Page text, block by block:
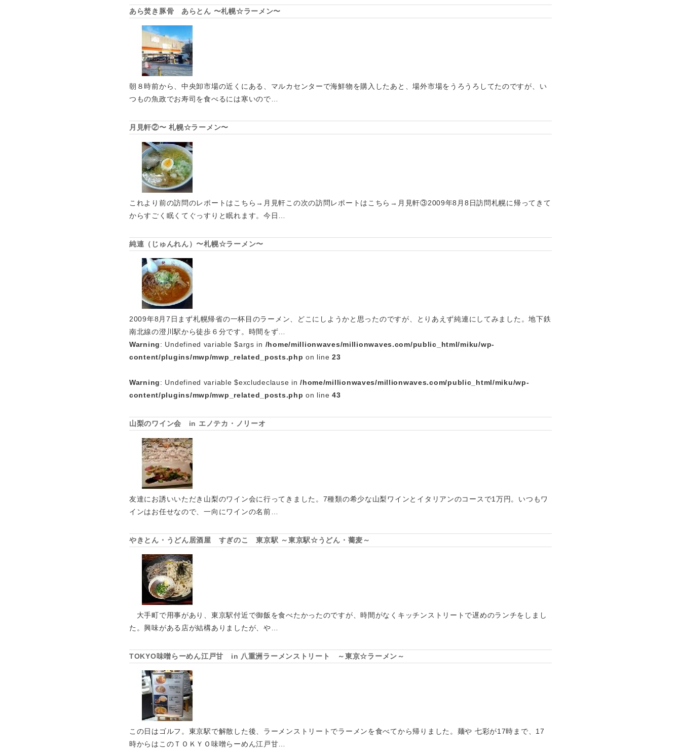
あら焚き豚骨 あらとん 〜札幌☆ラーメン〜
朝８時前から、中央卸市場の近くにある、マルカセンターで海鮮物を購入したあと、場外市場をうろうろしてたのですが、い
つもの魚政でお寿司を食べるには寒いので…
月見軒②〜 札幌☆ラーメン〜
これより前の訪問のレポートはこちら→月見軒この次の訪問レポートはこちら→月見軒③2009年8月8日訪問札幌に帰ってきて
からすごく眠くてぐっすりと眠れます。今日…
純連（じゅんれん）〜札幌☆ラーメン〜
2009年8月7日まず札幌帰省の一杯目のラーメン、どこにしようかと思ったのですが、とりあえず純連にしてみました。地下鉄
南北線の澄川駅から徒歩６分です。時間をず…
Warning: Undefined variable $args in /home/millionwaves/millionwaves.com/public_html/miku/wp-
content/plugins/mwp/mwp_related_posts.php on line23
Warning: Undefined variable $excludeclause in/home/millionwaves/millionwaves.com/public_html/miku/wp-
content/plugins/mwp/mwp_related_posts.php on line43
山梨のワイン会 in エノテカ・ノリーオ
友達にお誘いいただき山梨のワイン会に行ってきました。7種類の希少な山梨ワインとイタリアンのコースで1万円。いつもワ
インはお任せなので、一向にワインの名前…
やきとん・うどん居酒屋 すぎのこ 東京駅 ～東京駅☆うどん・蕎麦～
大手町で用事があり、東京駅付近で御飯を食べたかったのですが、時間がなくキッチンストリートで遅めのランチをしまし
た。興味がある店が結構ありましたが、や…
TOKYO味噌らーめん江戸甘 in 八重洲ラーメンストリート ～東京☆ラーメン～
この日はゴルフ。東京駅で解散した後、ラーメンストリートでラーメンを食べてから帰りました。麺や 七彩が17時まで、17
時からはこのＴＯＫＹＯ味噌らーめん江戸甘…